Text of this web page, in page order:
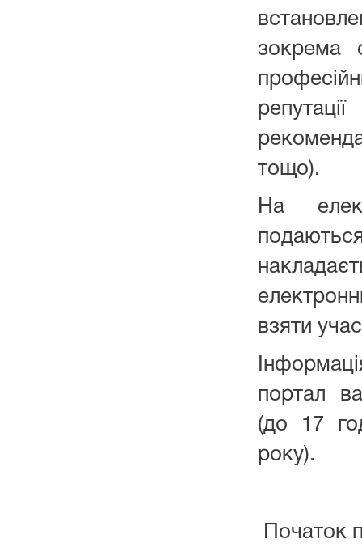
зокрема
тощо).
На
взяти
портал
(до 17
року).
Початок